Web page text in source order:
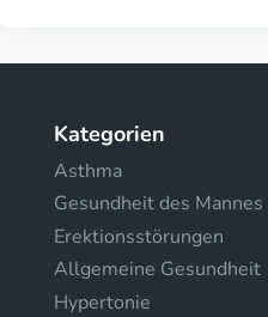
Kategorien
Asthma
Gesundheit des Mannes
Erektionsstörungen
Allgemeine Gesundheit
Hypertonie